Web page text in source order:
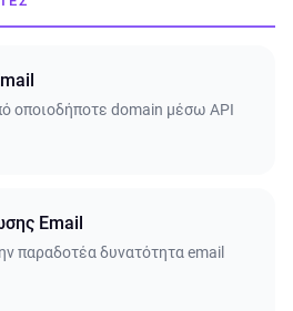
οποιοδήποτε domain μέσω API
Email
παραδοτέα δυνατότητα email